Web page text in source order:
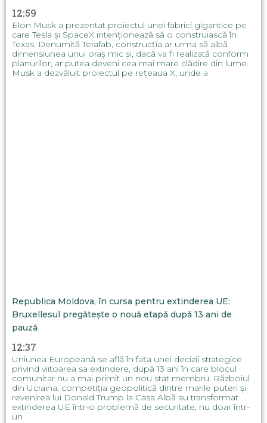
12:59
Elon Musk a prezentat proiectul unei fabrici gigantice pe
care Tesla și SpaceX intenționează să o construiască în
Texas. Denumită Terafab, construcția ar urma să aibă
dimensiunea unui oraș mic și, dacă va fi realizată conform
planurilor, ar putea deveni cea mai mare clădire din lume.
Musk a dezvăluit proiectul pe rețeaua X, unde a
Republica Moldova, în cursa pentru extinderea UE:
Bruxellesul pregătește o nouă etapă după 13 ani de
pauză
12:37
Uniunea Europeană se află în fața unei decizii strategice
privind viitoarea sa extindere, după 13 ani în care blocul
comunitar nu a mai primit un nou stat membru. Războiul
din Ucraina, competiția geopolitică dintre marile puteri și
revenirea lui Donald Trump la Casa Albă au transformat
extinderea UE într-o problemă de securitate, nu doar într-
un